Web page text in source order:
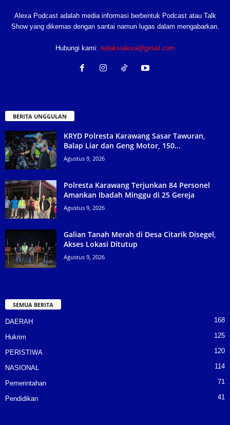
Alexa Podcast adalah media informasi berbentuk Podcast atau Talk
Show yang dikemas dengan santai namun lugas dalam mengabarkan.
Hubungi kami: redaksialexa@gmail.com
BERITA UNGGULAN
KRYD Polresta Karawang Sasar Tawuran,
Balap Liar dan Geng Motor, 150...
Agustus 9, 2026
Polresta Karawang Terjunkan 84 Personel
Amankan Ibadah Minggu di 25 Gereja
Agustus 9, 2026
Galian Tanah Merah di Desa Citarik Disegel,
Akses Lokasi Ditutup
Agustus 9, 2026
SEMUA BERITA
DAERAH 168
Hukrim 125
PERISTIWA 120
NASIONAL 114
Pemerintahan 71
Pendidikan 41